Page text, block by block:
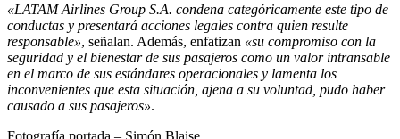
«LATAM Airlines Group S.A. condena categóricamente este tipo de
conductas y presentará acciones legales contra quien resulte
responsable», señalan. Además, enfatizan «su compromiso con la
seguridad y el bienestar de sus pasajeros como un valor intransable
en el marco de sus estándares operacionales y lamenta los
inconvenientes que esta situación, ajena a su voluntad, pudo haber
causado a sus pasajeros».
Fotografía portada – Simón Blaise